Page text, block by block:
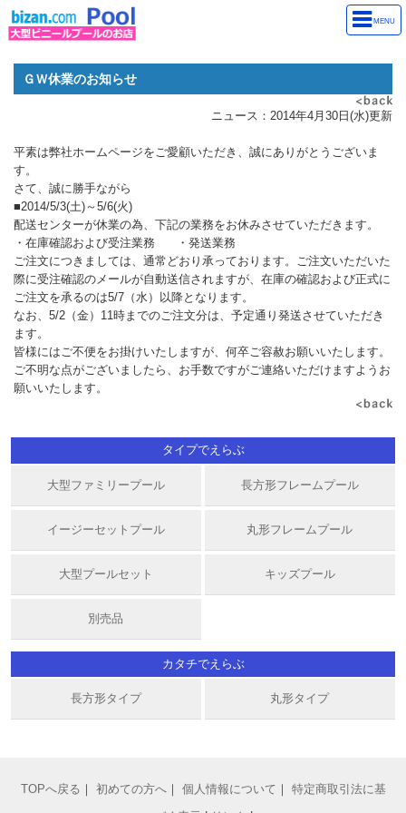
MENU
ＧＷ休業のお知らせ
ニュース：2014年4月30日(水)更新
平素は弊社ホームページをご愛顧いただき、誠にありがとうございま
す。
さて、誠に勝手ながら
■2014/5/3(土)～5/6(火)
配送センターが休業の為、下記の業務をお休みさせていただきます。
・在庫確認および受注業務 ・発送業務
ご注文につきましては、通常どおり承っております。ご注文いただいた
際に受注確認のメールが自動送信されますが、在庫の確認および正式に
ご注文を承るのは5/7（水）以降となります。
なお、5/2（金）11時までのご注文分は、予定通り発送させていただき
ます。
皆様にはご不便をお掛けいたしますが、何卒ご容赦お願いいたします。
ご不明な点がございましたら、お手数ですがご連絡いただけますようお
願いいたします。
タイプでえらぶ
大型ファミリープール 長方形フレームプール
イージーセットプール 丸形フレームプール
大型プールセット キッズプール
別売品
カタチでえらぶ
長方形タイプ 丸形タイプ
TOPへ戻る ｜ 初めての方へ｜ 個人情報について ｜ 特定商取引法に基